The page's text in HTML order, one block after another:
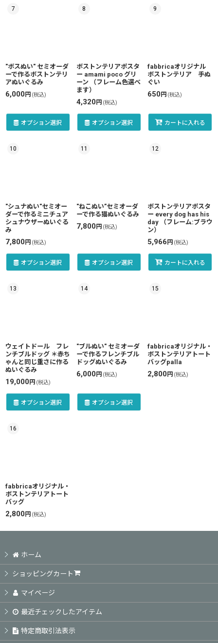
7
"ボスぬい" セミオーダ
ーで作るボストンテリ
アぬいぐるみ
6,000円 (税込)
オプション選択
8
ボストンテリアポスタ
ー amami poco グリ
ーン （フレーム色選べ
ます）
4,320円 (税込)
オプション選択
9
fabbricaオリジナル
ボストンテリア 手ぬ
ぐい
650円 (税込)
カートに入れる
10
"シュナぬい"セミオー
ダーで作るミニチュア
シュナウザーぬいぐる
み
7,800円 (税込)
オプション選択
11
"ねこぬい”セミオーダ
ーで作る猫ぬいぐるみ
7,800円 (税込)
オプション選択
12
ボストンテリアポスタ
ー every dog has his
day （フレーム:ブラウ
ン）
5,966 円 (税込)
カートに入れる
13
ウェイトドール フレ
ンチブルドッグ ＊赤ち
ゃんと同じ重さに作る
ぬいぐるみ
19,000円 (税込)
オプション選択
14
"ブルぬい" セミオーダ
ーで作るフレンチブル
ドッグぬいぐるみ
6,000円 (税込)
オプション選択
15
fabbricaオリジナル・
ボストンテリアトート
バッグpalla
2,800円 (税込)
16
fabbricaオリジナル・
ボストンテリアトート
バッグ
2,800円 (税込)
ホーム
ショッピングカート
マイページ
最近チェックしたアイテム
特定商取引法表示